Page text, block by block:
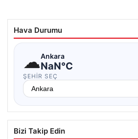
Hava Durumu
☁Ankara
NaN°C
ŞEHIR SEÇ
Bizi Takip Edin